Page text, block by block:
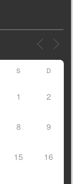
S D
1 2
8 9
15 16